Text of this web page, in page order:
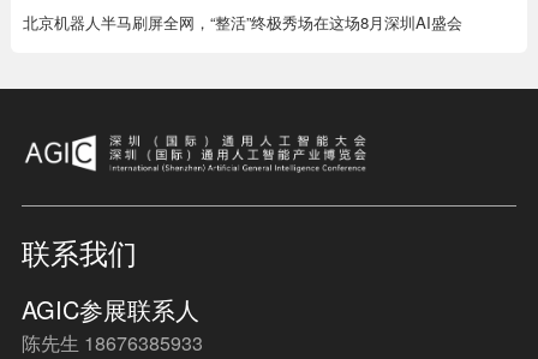
北京机器人半马刷屏全网，“整活”终极秀场在这场8月深圳AI盛会
联系我们
AGIC参展联系人
陈先生 18676385933